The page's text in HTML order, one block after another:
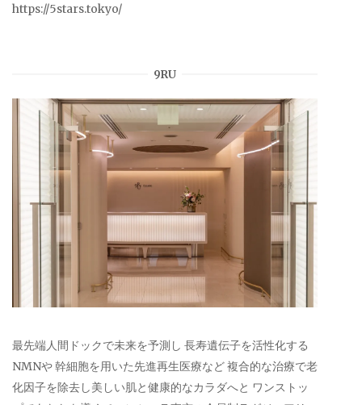
https://5stars.tokyo/
9RU
最先端人間ドックで未来を予測し 長寿遺伝子を活性化する
NMNや 幹細胞を用いた先進再生医療など 複合的な治療で老
化因子を除去し美しい肌と健康的なカラダへと ワンストッ